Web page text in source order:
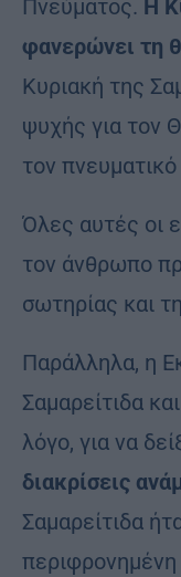
Πνεύματος. Η
φανερώνει τη
Κυριακή της
ψυχής για τον
τον
Όλες αυτές οι
τον άνθρωπο
σωτηρίας και
Παράλληλα, η
Σαμαρείτιδα
λόγο, για να
διακρίσεις
Σαμαρείτιδα